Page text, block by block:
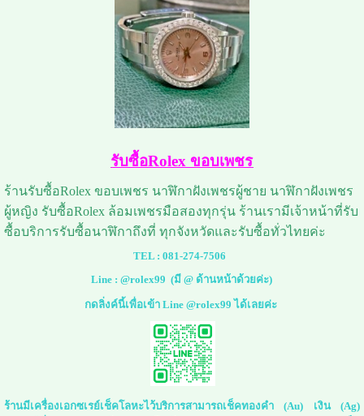
รับซื้อRolex ขอบเพชร
ร้านรับซื้อRolex ขอบเพชร นาฬิกาฝังเพชรผู้ชาย นาฬิกาฝังเพชร
ผู้หญิง รับซื้อRolex ล้อมเพชรมือสองทุกรุ่น ร้านเรามีเจ้าหน้าที่รับ
ซื้อบริการรับซื้อนาฬิกาถึงที่ ทุกจังหวัดและรับซื้อทั่วไทยค่ะ
TEL : 081-274-7506
Line :@rolex99 (มี @ ด้านหน้าด้วยค่ะ)
กดลิ่งค์นี้เพื่อเข้า Line @rolex99 ได้เลยค่ะ
ร้านมีเครื่องเอกซเรย์เช็คโลหะไว้บริการสามารถเช็คทองคำ (Au) เงิน (Ag)